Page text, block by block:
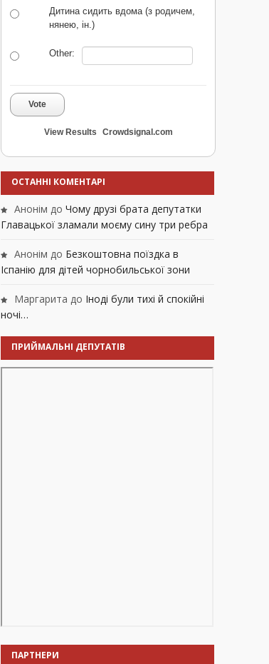
Дитина сидить вдома (з родичем,
нянею, ін.)
Other:
Vote
View Results Crowdsignal.com
ОСТАННІ КОМЕНТАРІ
Анонім до Чому друзі брата депутатки
Главацької зламали моєму сину три ребра
Анонім до Безкоштовна поїздка в
Іспанію для дітей чорнобильської зони
Маргарита до Іноді були тихі й спокійні
ночі…
ПРИЙМАЛЬНІ ДЕПУТАТІВ
ПАРТНЕРИ